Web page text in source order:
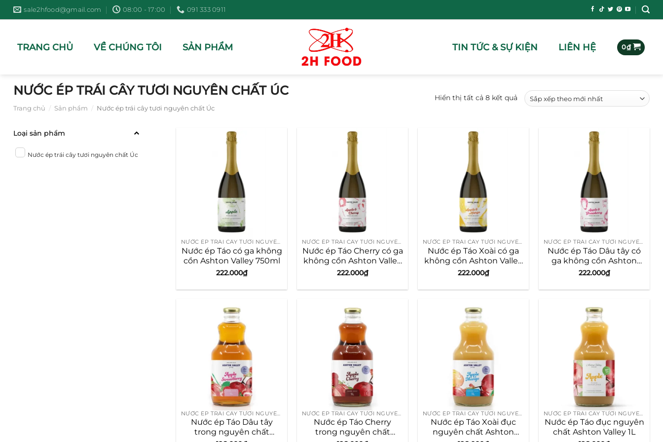
qua
dung
sale2hfood@gmail.com 08:00 - 17:00 091 333 0911
TRANG CHỦ VỀ CHÚNG TÔI SẢN PHẨM TIN TỨC & SỰ KIỆN LIÊN HỆ 0₫
NƯỚC ÉP TRÁI CÂY TƯƠI NGUYÊN CHẤT ÚC
Trang chủ / Sản phẩm / Nước ép trái cây tươi nguyên chất Úc
Hiển thị tất cả 8 kết quả Đã
sắp
Loại sản phẩm
Nước ép trái cây tươi nguyên chất Úc
NƯỚC ÉP TRÁI CÂY TƯƠI NGUYÊN CHẤT ÚC
Nước ép Táo có ga không
cồn Ashton Valley 750ml
222.000₫
NƯỚC ÉP TRÁI CÂY TƯƠI NGUYÊN CHẤT ÚC
Nước ép Táo Cherry có ga
không cồn Ashton Valley
750ml
222.000₫
NƯỚC ÉP TRÁI CÂY TƯƠI NGUYÊN CHẤT ÚC
Nước ép Táo Xoài có ga
không cồn Ashton Valley
750ml
222.000₫
NƯỚC ÉP TRÁI CÂY TƯƠI NGUYÊN CHẤT ÚC
Nước ép Táo Dâu tây có
ga không cồn Ashton
Valley 750ml
222.000₫
NƯỚC ÉP TRÁI CÂY TƯƠI NGUYÊN CHẤT ÚC
Nước ép Táo Dâu tây
trong nguyên chất
NƯỚC ÉP TRÁI CÂY TƯƠI NGUYÊN CHẤT ÚC
Nước ép Táo Cherry
trong nguyên chất
NƯỚC ÉP TRÁI CÂY TƯƠI NGUYÊN CHẤT ÚC
Nước ép Táo Xoài đục
nguyên chất Ashton
NƯỚC ÉP TRÁI CÂY TƯƠI NGUYÊN CHẤT ÚC
Nước ép Táo đục nguyên
chất Ashton Valley 1L